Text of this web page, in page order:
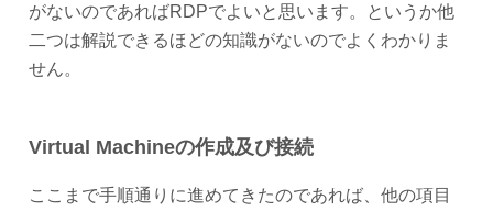
がないのであればRDPでよいと思います。というか他
二つは解説できるほどの知識がないのでよくわかりま
せん。
Virtual Machineの作成及び接続
ここまで手順通りに進めてきたのであれば、他の項目